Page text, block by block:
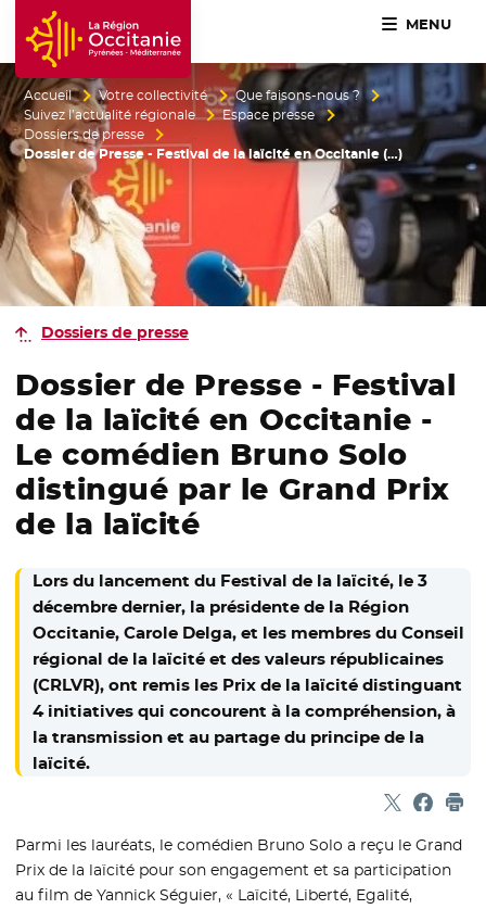
Accueil Région Occitanie / Pyrénées-Méditerranée
MENU
Accueil Votre collectivité
Que faisons-nous ?
Suivez l’actualité régionale
Espace presse
Dossiers de presse
Dossier de Presse - Festival de la laïcité en Occitanie (…)
Dossiers de presse
Dossier de Presse - Festival
de la laïcité en Occitanie -
Le comédien Bruno Solo
distingué par le Grand Prix
de la laïcité
Lors du lancement du Festival de la laïcité, le 3
décembre dernier, la présidente de la Région
Occitanie, Carole Delga, et les membres du Conseil
régional de la laïcité et des valeurs républicaines
(CRLVR), ont remis les Prix de la laïcité distinguant
4 initiatives qui concourent à la compréhension, à
la transmission et au partage du principe de la
laïcité.
Partager
- Nouvelle
-
Parmi les lauréats, le comédien Bruno Solo a reçu le Grand
Prix de la laïcité pour son engagement et sa participation
au film de Yannick Séguier, « Laïcité, Liberté, Egalité,